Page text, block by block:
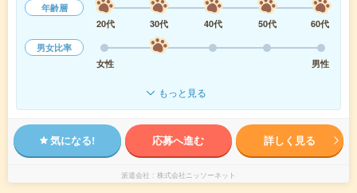
年齢層
20代
30代 40代 50代
60代
男女比率
女性
男性
もっと見る
気になる! 応募へ進む 詳しく見る
派遣会社 株式会社ニッソーネット